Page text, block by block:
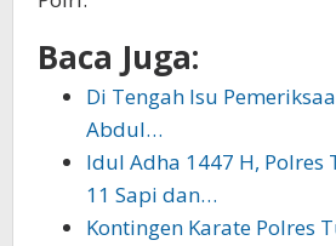
Baca Juga:
Di Tengah Isu
Abdul…
Idul Adha 1447 H, Polres
11 Sapi dan…
Kontingen Karate Polres